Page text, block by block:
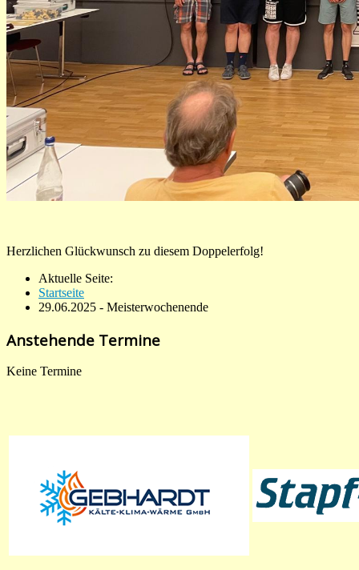
Herzlichen Glückwunsch zu diesem Doppelerfolg!
Aktuelle Seite:
Startseite
29.06.2025 - Meisterwochenende
Anstehende Termine
Keine Termine